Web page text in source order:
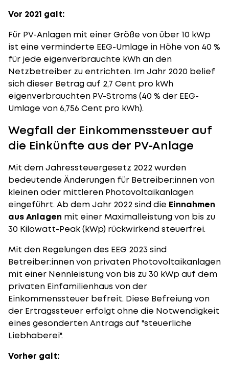
Vor 2021 galt:
Für PV-Anlagen mit einer Größe von über 10 kWp
ist eine verminderte EEG-Umlage in Höhe von 40 %
für jede eigenverbrauchte kWh an den
Netzbetreiber zu entrichten. Im Jahr 2020 belief
sich dieser Betrag auf 2,7 Cent pro kWh
eigenverbrauchten PV-Stroms (40 % der EEG-
Umlage von 6,756 Cent pro kWh).
Wegfall der Einkommenssteuer auf
die Einkünfte aus der PV-Anlage
Mit dem Jahressteuergesetz 2022 wurden
bedeutende Änderungen für Betreiber:innen von
kleinen oder mittleren Photovoltaikanlagen
eingeführt. Ab dem Jahr 2022 sind die Einnahmen
aus Anlagen mit einer Maximalleistung von bis zu
30 Kilowatt-Peak (kWp) rückwirkend steuerfrei.
Mit den Regelungen des EEG 2023 sind
Betreiber:innen von privaten Photovoltaikanlagen
mit einer Nennleistung von bis zu 30 kWp auf dem
privaten Einfamilienhaus von der
Einkommenssteuer befreit. Diese Befreiung von
der Ertragssteuer erfolgt ohne die Notwendigkeit
eines gesonderten Antrags auf "steuerliche
Liebhaberei".
Vorher galt: